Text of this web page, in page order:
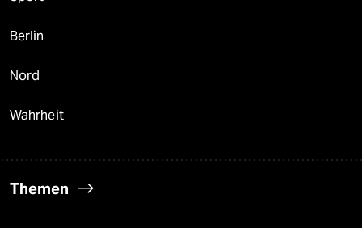
Berlin
Nord
Wahrheit
Themen